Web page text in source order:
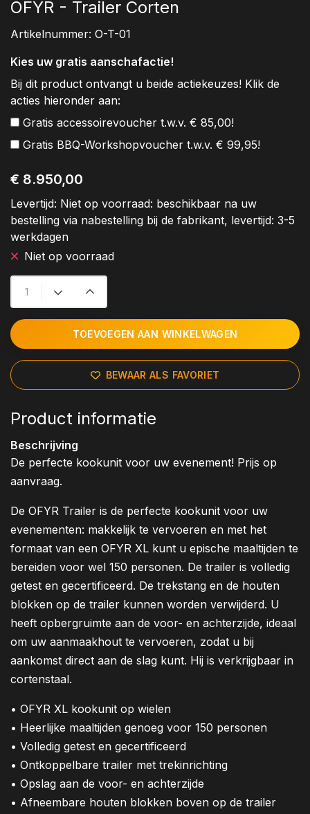
OFYR - Trailer Corten
Artikelnummer: O-T-01
Kies uw gratis aanschafactie!
Bij dit product ontvangt u beide actiekeuzes! Klik de
acties hieronder aan:
Gratis accessoirevoucher t.w.v. € 85,00!
Gratis BBQ-Workshopvoucher t.w.v. € 99,95!
€ 8.950,00
Levertijd: Niet op voorraad: beschikbaar na uw
bestelling via nabestelling bij de fabrikant, levertijd: 3-5
werkdagen
Niet op voorraad
TOEVOEGEN AAN WINKELWAGEN
BEWAAR ALS FAVORIET
Product informatie
Beschrijving
De perfecte kookunit voor uw evenement! Prijs op
aanvraag.
De OFYR Trailer is de perfecte kookunit voor uw
evenementen: makkelijk te vervoeren en met het
formaat van een OFYR XL kunt u epische maaltijden te
bereiden voor wel 150 personen. De trailer is volledig
getest en gecertificeerd. De trekstang en de houten
blokken op de trailer kunnen worden verwijderd. U
heeft opbergruimte aan de voor- en achterzijde, ideaal
om uw aanmaakhout te vervoeren, zodat u bij
aankomst direct aan de slag kunt. Hij is verkrijgbaar in
cortenstaal.
• OFYR XL kookunit op wielen
• Heerlijke maaltijden genoeg voor 150 personen
• Volledig getest en gecertificeerd
• Ontkoppelbare trailer met trekinrichting
• Opslag aan de voor- en achterzijde
• Afneembare houten blokken boven op de trailer